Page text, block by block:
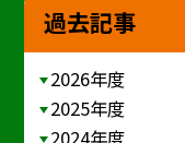
過去記事
2026年度
2025年度